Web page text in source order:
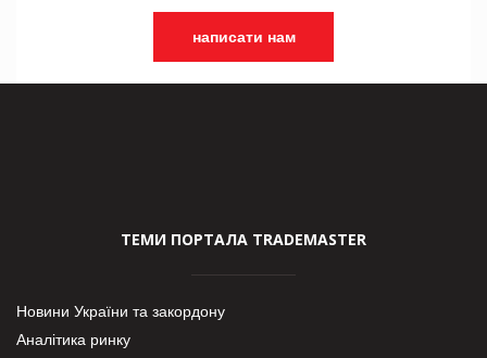
написати нам
ТЕМИ ПОРТАЛА TRADEMASTER
Новини України та закордону
Аналітика ринку